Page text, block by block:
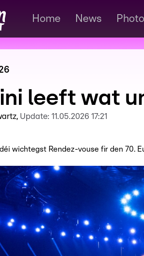
Home News
leeft wat
Update: 11.05.2026 17:21
wichtegst Rendez-vouse fir den 70.